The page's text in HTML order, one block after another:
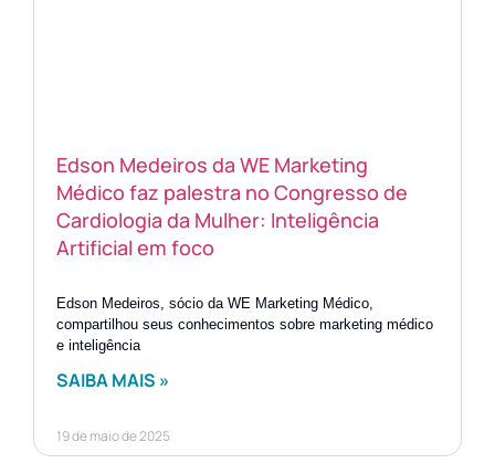
Edson Medeiros da WE Marketing
Médico faz palestra no Congresso de
Cardiologia da Mulher: Inteligência
Artificial em foco
Edson Medeiros, sócio da WE Marketing Médico,
compartilhou seus conhecimentos sobre marketing médico
e inteligência
SAIBA MAIS »
19 de maio de 2025